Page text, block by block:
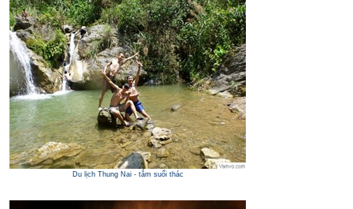
Du lịch Thung Nai - tắm suối thác